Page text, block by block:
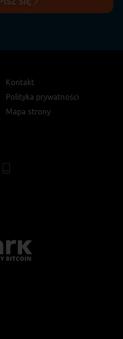
Kontakt
Polityka prywatności
Mapa strony